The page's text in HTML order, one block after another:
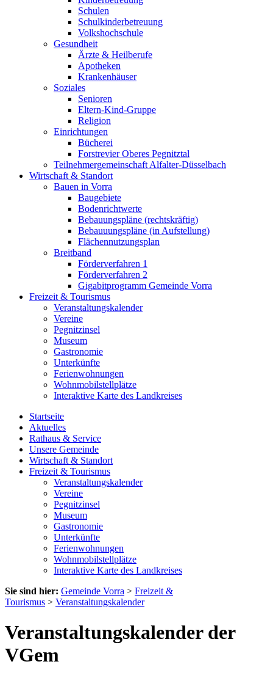
Schulen
Schulkinderbetreuung
Volkshochschule
Gesundheit
Ärzte & Heilberufe
Apotheken
Krankenhäuser
Soziales
Senioren
Eltern-Kind-Gruppe
Religion
Einrichtungen
Bücherei
Forstrevier Oberes Pegnitztal
Teilnehmergemeinschaft Alfalter-Düsselbach
Wirtschaft & Standort
Bauen in Vorra
Baugebiete
Bodenrichtwerte
Bebauungspläne (rechtskräftig)
Bebauuungspläne (in Aufstellung)
Flächennutzungsplan
Breitband
Förderverfahren 1
Förderverfahren 2
Gigabitprogramm Gemeinde Vorra
Freizeit & Tourismus
Veranstaltungskalender
Vereine
Pegnitzinsel
Museum
Gastronomie
Unterkünfte
Ferienwohnungen
Wohnmobilstellplätze
Interaktive Karte des Landkreises
Startseite
Aktuelles
Rathaus & Service
Unsere Gemeinde
Wirtschaft & Standort
Freizeit & Tourismus
Veranstaltungskalender
Vereine
Pegnitzinsel
Museum
Gastronomie
Unterkünfte
Ferienwohnungen
Wohnmobilstellplätze
Interaktive Karte des Landkreises
Sie sind hier: Gemeinde Vorra > Freizeit &
Tourismus > Veranstaltungskalender
Veranstaltungskalender der
VGem